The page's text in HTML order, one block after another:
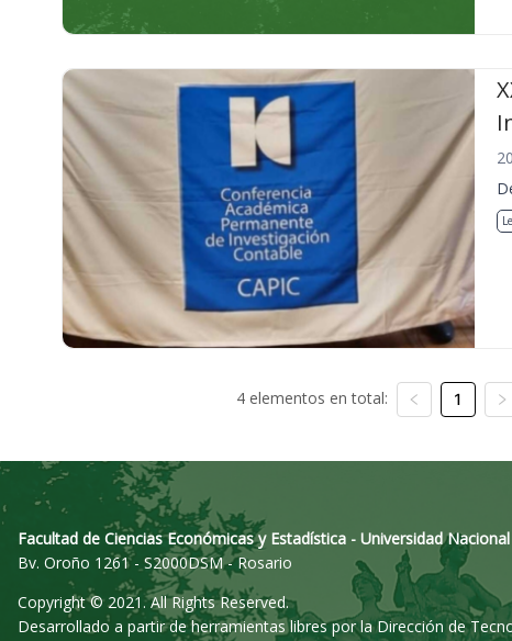
4 elementos en total: 1
Facultad de Ciencias Económicas y Estadística - Universidad
Bv. Oroño 1261 - S2000DSM - Rosario
Copyright © 2021. All Rights Reserved.
Desarrollado a partir de herramientas libres por la Dirección de